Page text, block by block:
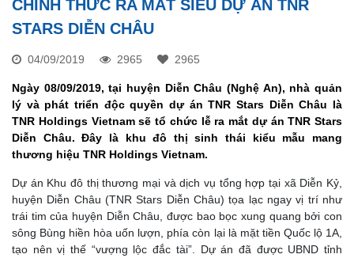
CHÍNH THỨC RA MẮT SIÊU DỰ ÁN TNR
STARS DIỄN CHÂU
04/09/2019 2965 2965
Ngày 08/09/2019, tại huyện Diễn Châu (Nghệ An), nhà quản
lý và phát triển độc quyền dự án TNR Stars Diễn Châu là
TNR Holdings Vietnam sẽ tổ chức lễ ra mắt dự án TNR Stars
Diễn Châu. Đây là khu đô thị sinh thái kiểu mẫu mang
thương hiệu TNR Holdings Vietnam.
Dự án Khu đô thị thương mại và dịch vụ tổng hợp tại xã Diễn Kỷ,
huyện Diễn Châu (TNR Stars Diễn Châu) tọa lạc ngay vị trí như
trái tim của huyện Diễn Châu, được bao bọc xung quang bởi con
sông Bùng hiền hòa uốn lượn, phía còn lại là mặt tiền Quốc lộ 1A,
tạo nên vị thế “vượng lộc đắc tài”. Dự án đã được UBND tỉnh